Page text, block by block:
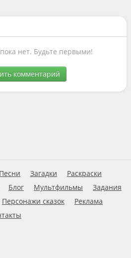
нет. Будьте первыми!
комментарий
Песни Загадки
Раскраски
Блог Мультфильмы
Задания
Персонажи сказок
Реклама